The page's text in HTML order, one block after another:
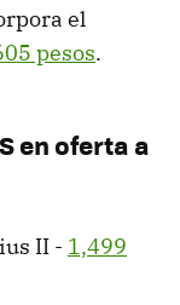
el
pesos.
en oferta a
II - 1,499